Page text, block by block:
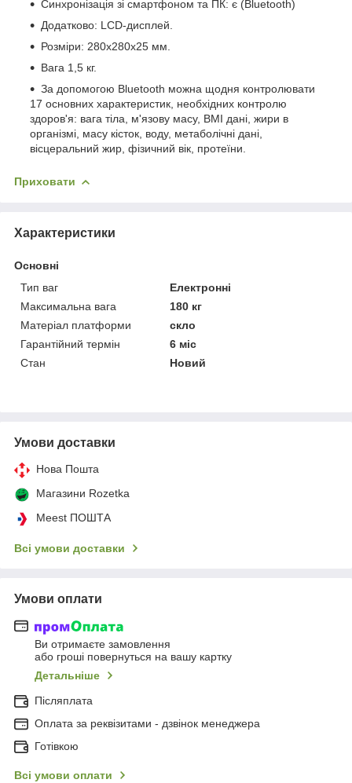
Синхронізація зі смартфоном та ПК: є (Bluetooth)
Додатково: LCD-дисплей.
Розміри: 280х280х25 мм.
Вага 1,5 кг.
За допомогою Bluetooth можна щодня контролювати
17 основних характеристик, необхідних контролю
здоров'я: вага тіла, м'язову масу, BMI дані, жири в
організмі, масу кісток, воду, метаболічні дані,
вісцеральний жир, фізичний вік, протеїни.
Приховати
Характеристики
Основні
Тип ваг
Електронні
Максимальна вага
180 кг
Матеріал платформи
скло
Гарантійний термін
6 міс
Стан
Новий
Умови доставки
Нова Пошта
Магазини Rozetka
Meest ПОШТА
Всі умови доставки
Умови оплати
Ви отримаєте замовлення
або гроші повернуться на вашу картку
Детальніше
Післяплата
Оплата за реквізитами - дзвінок менеджера
Готівкою
Всі умови оплати